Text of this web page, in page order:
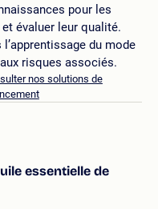
pour les
évaluer leur qualité.
du mode
risques associés.
nos solutions de
essentielle de